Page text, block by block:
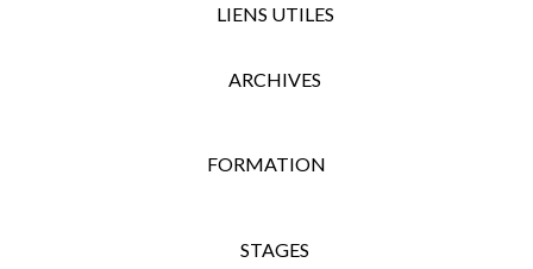
LIENS UTILES
ARCHIVES
FORMATION
STAGES